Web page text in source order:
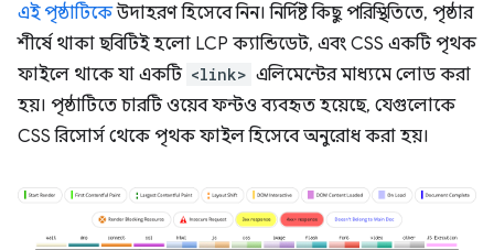
এই পৃষ্ঠাটিকেউদাহরণ হিসেবে নিন। নির্দিষ্ট কিছু পরিস্থিতিতে, পৃষ্ঠার
শীর্ষে থাকা ছবিটিই হলো LCP ক্যান্ডিডেট, এবং CSS একটি পৃথক
ফাইলে থাকে যা একটি <link> এলিমেন্টের মাধ্যমে লোড করা
হয়। পৃষ্ঠাটিতে চারটি ওয়েব ফন্টও ব্যবহৃত হয়েছে, যেগুলোকে
CSS রিসোর্স থেকে পৃথক ফাইল হিসেবে অনুরোধ করা হয়।